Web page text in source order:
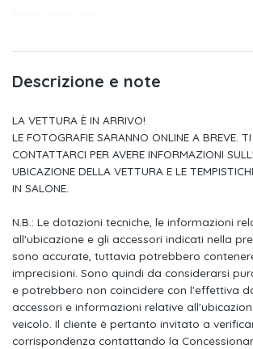
Tasche portaoggetti agli schienali dei sedili
Digital cockpit da 8"
Tappetini anteriori e posteriori in materiale
Sedile posteriore scorrevole (14cm)
Bracciolo centrale anteriore con vano
in altezza e
Schienale del passeggero anteriore
Piano di copertura vano bagagli regolabile
Descrizione e note
LA VETTURA È IN ARRIVO!
LE FOTOGRAFIE SARANNO ONLINE A BREVE.
CONTATTARCI PER AVERE INFORMAZIONI
UBICAZIONE DELLA VETTURA E LE
IN SALONE.
N.B.: Le dotazioni tecniche, le informazioni
all'ubicazione e gli accessori indicati nella
sono accurate, tuttavia potrebbero
imprecisioni. Sono quindi da considerarsi
e potrebbero non coincidere con l'effettiva
accessori e informazioni relative
veicolo. Il cliente è pertanto invitato a
corrispondenza contattando la